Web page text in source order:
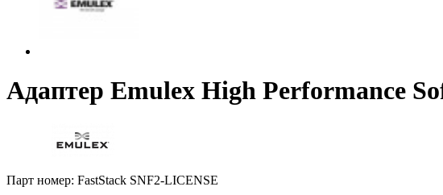
Адаптер Emulex High Performance
Парт номер: FastStack SNF2-LICENSE